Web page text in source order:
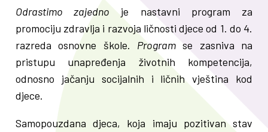
Odrastimo zajedno je nastavni program za
promociju zdravlja i razvoja ličnosti djece od 1. do 4.
razreda osnovne škole. Program se zasniva na
pristupu unapređenja životnih kompetencija,
odnosno jačanju socijalnih i ličnih vještina kod
djece.
Samopouzdana djeca, koja imaju pozitivan stav